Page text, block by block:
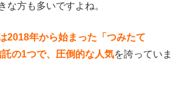
な方も多いですよね。
2018年から始まった「つみたて
の1つで、圧倒的な人気を誇っていま